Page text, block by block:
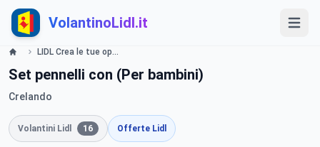
VolantinoLidl.it
LIDL Crea le tue opere d arte con Crelando Volantino valide dal 16 Gennaio 2014 Lidl
Set pennelli con (Per bambini)
Crelando
Volantini Lidl 16 Offerte Lidl